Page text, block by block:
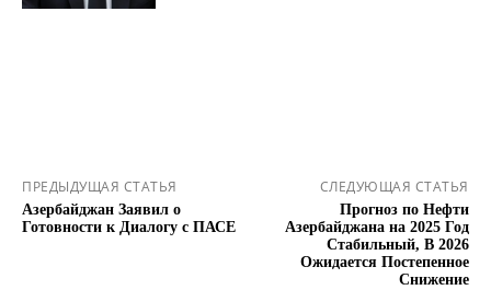
ПРЕДЫДУЩАЯ СТАТЬЯ
Азербайджан Заявил о
Готовности к Диалогу с ПАСЕ
СЛЕДУЮЩАЯ СТАТЬЯ
Прогноз по Нефти
Азербайджана на 2025 Год
Стабильный, В 2026
Ожидается Постепенное
Снижение